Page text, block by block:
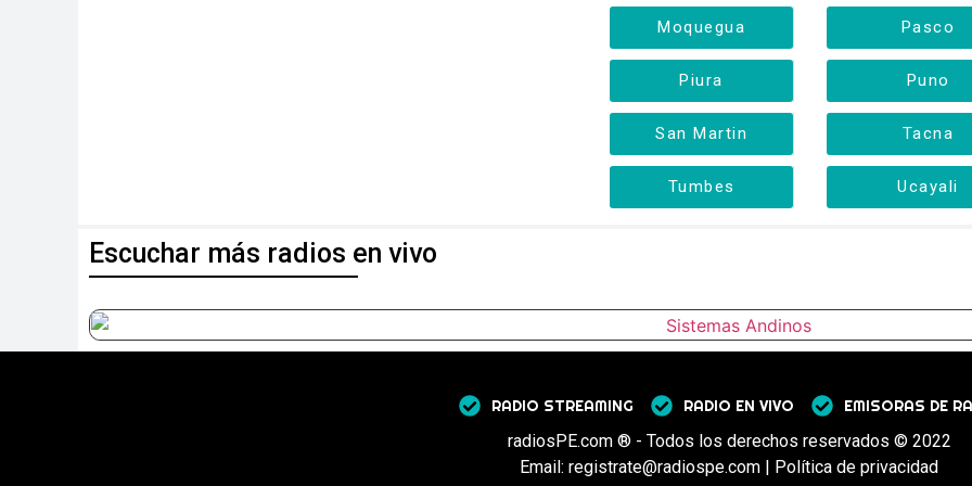
Moquegua Pasco
Piura Puno
San Martin Tacna
Tumbes Ucayali
Escuchar más radios en vivo
RADIO STREAMING RADIO EN VIVO EMISORAS DE
radiosPE.com ® - Todos los derechos reservados © 2022
Email: registrate@radiospe.com | Política de privacidad